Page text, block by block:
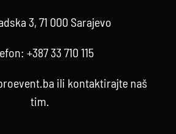
3, 71 000 Sarajevo
+387 33 710 115
ili kontaktirajte naš
tim.